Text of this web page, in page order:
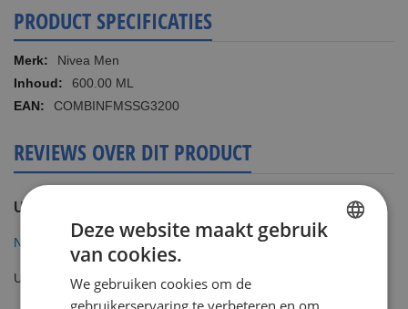
PRODUCT SPECIFICATIES
Meer
informatie
Nivea Men
600.00 ML
COMBINFMSSG3200
REVIEWS OVER DIT PRODUCT
U plaatst een review over:
Nivea Men Combi Sensitive Scheergel 3x 200ml
Uw waardering
Deze website maakt gebruik
van cookies.
We gebruiken cookies om de
gebruikerservaring te verbeteren en om